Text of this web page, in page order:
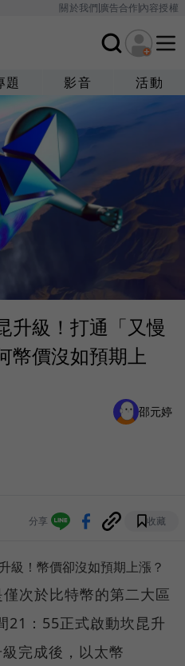
關於我們廣告合作內容授權
題 影音 活動
升級！打通「又慢
幣價沒如預期上
邵元婷
分享 收藏
級！幣價卻沒如預期上漲？
次於比特幣的第二大區
21：55正式啟動坎昆升
完成後，以太幣